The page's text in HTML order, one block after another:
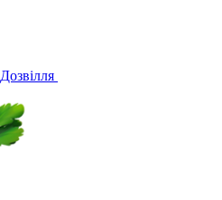
Дозвілля